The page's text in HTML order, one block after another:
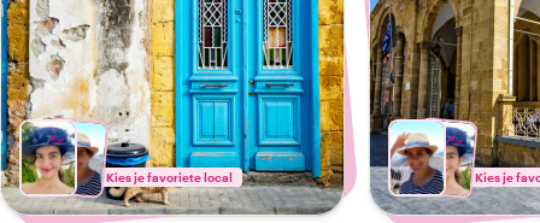
Kies je favoriete local Kies je